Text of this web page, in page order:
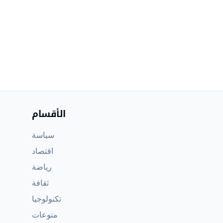
الأقسام
سياسة
اقتصاد
رياضة
ثقافة
تكنولوجيا
منوعات